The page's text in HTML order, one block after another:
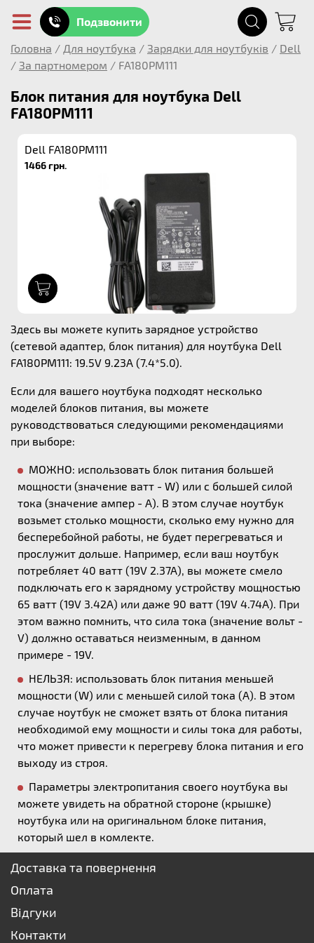
Подзвонити
Головна / Для ноутбука / Зарядки для ноутбуків / Dell
/ За партномером / FA180PM111
Блок питания для ноутбука Dell
FA180PM111
Dell FA180PM111
1466 грн.
Здесь вы можете купить зарядное устройство
(сетевой адаптер, блок питания) для ноутбука Dell
FA180PM111: 19.5V 9.23A (7.4*5.0).
Если для вашего ноутбука подходят несколько
моделей блоков питания, вы можете
руководствоваться следующими рекомендациями
при выборе:
МОЖНО: использовать блок питания большей
мощности (значение ватт - W) или с большей силой
тока (значение ампер - А). В этом случае ноутбук
возьмет столько мощности, сколько ему нужно для
бесперебойной работы, не будет перегреваться и
прослужит дольше. Например, если ваш ноутбук
потребляет 40 ватт (19V 2.37A), вы можете смело
подключать его к зарядному устройству мощностью
65 ватт (19V 3.42A) или даже 90 ватт (19V 4.74A). При
этом важно помнить, что сила тока (значение вольт -
V) должно оставаться неизменным, в данном
примере - 19V.
НЕЛЬЗЯ: использовать блок питания меньшей
мощности (W) или с меньшей силой тока (А). В этом
случае ноутбук не сможет взять от блока питания
необходимой ему мощности и силы тока для работы,
что может привести к перегреву блока питания и его
выходу из строя.
Параметры электропитания своего ноутбука вы
можете увидеть на обратной стороне (крышке)
ноутбука или на оригинальном блоке питания,
который шел в комлекте.
Доставка та повернення
Оплата
Відгуки
Контакти